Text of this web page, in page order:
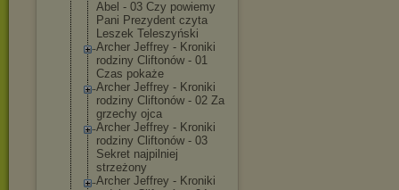
Abel - 03 Czy powiemy
Pani Prezydent czyta
Leszek Teleszyński
Archer Jeffrey - Kroniki
rodziny Cliftonów - 01
Czas pokaże
Archer Jeffrey - Kroniki
rodziny Cliftonów - 02 Za
grzechy ojca
Archer Jeffrey - Kroniki
rodziny Cliftonów - 03
Sekret najpilniej
strzeżony
Archer Jeffrey - Kroniki